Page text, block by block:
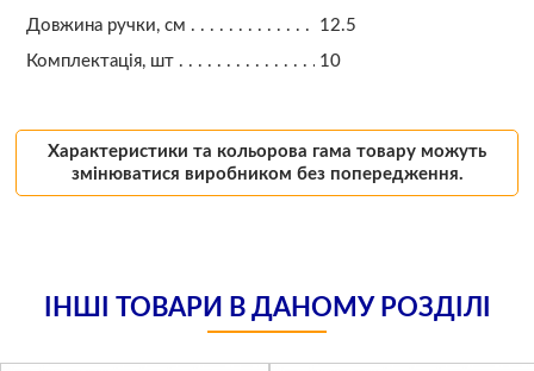
Довжина ручки, см
12.5
Комплектація, шт
10
Характеристики та кольорова гама товару можуть
змінюватися виробником без попередження.
ІНШІ ТОВАРИ В ДАНОМУ РОЗДІЛІ